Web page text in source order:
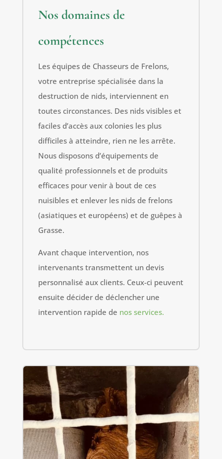
Nos domaines de
compétences
Les équipes de Chasseurs de Frelons,
votre entreprise spécialisée dans la
destruction de nids, interviennent en
toutes circonstances. Des nids visibles et
faciles d’accès aux colonies les plus
difficiles à atteindre, rien ne les arrête.
Nous disposons d’équipements de
qualité professionnels et de produits
efficaces pour venir à bout de ces
nuisibles et enlever les nids de frelons
(asiatiques et européens) et de guêpes à
Grasse.
Avant chaque intervention, nos
intervenants transmettent un devis
personnalisé aux clients. Ceux-ci peuvent
ensuite décider de déclencher une
intervention rapide de nos services.